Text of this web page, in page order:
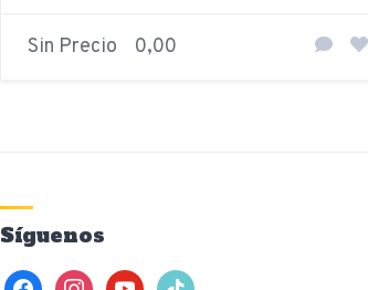
Sin Precio 0,00
Síguenos
facebookinstagramyoutubetiktok